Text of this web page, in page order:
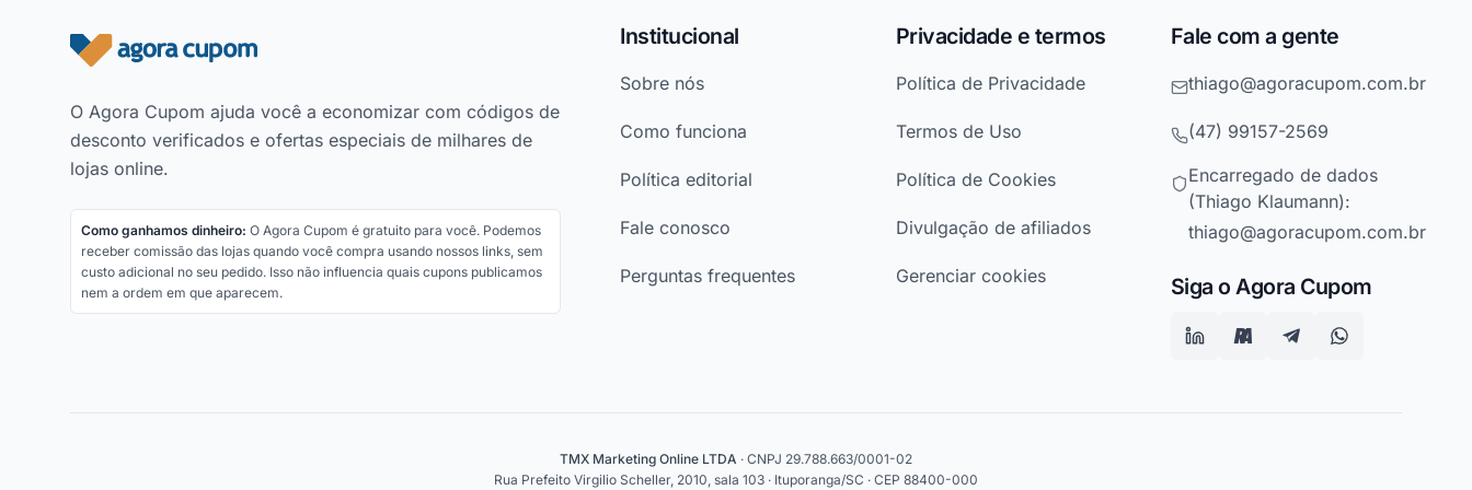
Rodapé do site
O Agora Cupom ajuda você a economizar com códigos de
desconto verificados e ofertas especiais de milhares de
lojas online.
Como ganhamos dinheiro: O Agora Cupom é gratuito para você. Podemos
receber comissão das lojas quando você compra usando nossos links, sem
custo adicional no seu pedido. Isso não influencia quais cupons publicamos
nem a ordem em que aparecem.
Institucional
Sobre nós
Como funciona
Política editorial
Fale conosco
Perguntas frequentes
Privacidade e termos
Política de Privacidade
Termos de Uso
Política de Cookies
Divulgação de afiliados
Gerenciar cookies
Fale com a gente
thiago@agoracupom.com.br
(47) 99157-2569
Encarregado de dados
(Thiago Klaumann):
thiago@agoracupom.com.br
Siga o Agora Cupom
TMX Marketing Online LTDA · CNPJ 29.788.663/0001-02
Rua Prefeito Virgilio Scheller, 2010, sala 103 · Ituporanga/SC · CEP 88400-000